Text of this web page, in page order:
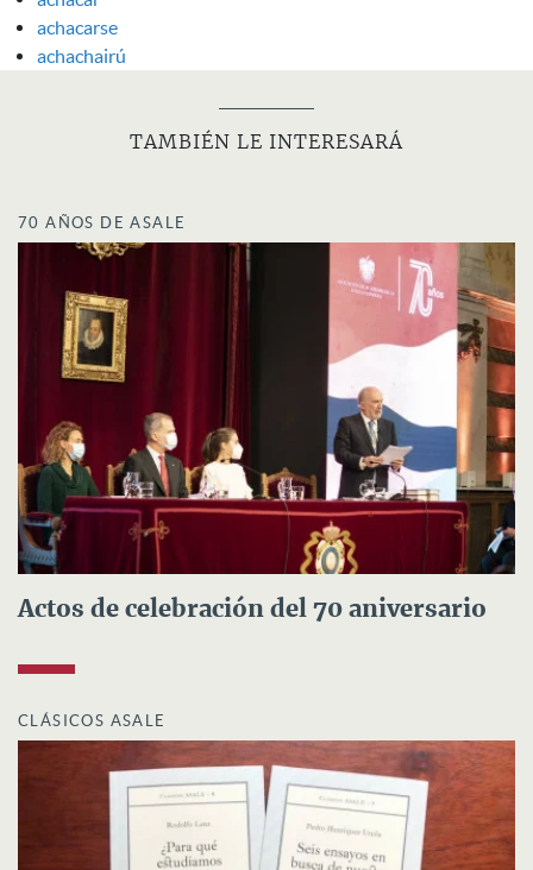
achacarse
achachairú
TAMBIÉN LE INTERESARÁ
70 AÑOS DE ASALE
Actos de celebración del 70 aniversario
CLÁSICOS ASALE